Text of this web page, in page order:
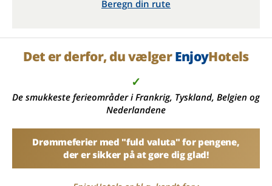
Beregn din rute
Det er derfor, du vælgerEnjoyHotels
✓
De smukkeste ferieområder i Frankrig, Tyskland, Belgien og
Nederlandene
Drømmeferier med "fuld valuta" for pengene,
der er sikker på at gøre dig glad!